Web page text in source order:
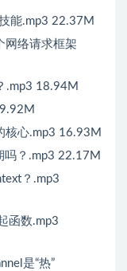
能.mp3 22.37M
网络请求框架
.mp3 18.94M
核心.mp3 16.93M
吗？.mp3 22.17M
？.mp3
函数.mp3
是“热”